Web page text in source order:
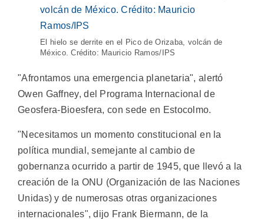
El hielo se derrite en el Pico de Orizaba, volcán de
México. Crédito: Mauricio Ramos/IPS
"Afrontamos una emergencia planetaria", alertó
Owen Gaffney, del Programa Internacional de
Geosfera-Bioesfera, con sede en Estocolmo.
"Necesitamos un momento constitucional en la
política mundial, semejante al cambio de
gobernanza ocurrido a partir de 1945, que llevó a la
creación de la ONU (Organización de las Naciones
Unidas) y de numerosas otras organizaciones
internacionales", dijo Frank Biermann, de la